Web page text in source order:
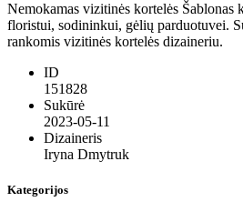
Nemokamas vizitinės kortelės Šablonas
floristui, sodininkui, gėlių parduotuvei.
rankomis vizitinės kortelės dizaineriu.
ID
151828
Sukūrė
2023-05-11
Dizaineris
Iryna Dmytruk
Kategorijos